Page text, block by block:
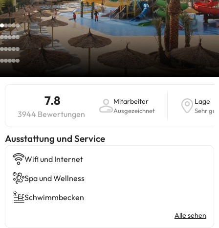
7.8
3944 Bewertungen
Mitarbeiter
Ausgezeichnet
Lage
Sehr gut
​Ausstattung und Service
Wifi und Internet
Spa und Wellness
Schwimmbecken
Alle sehen